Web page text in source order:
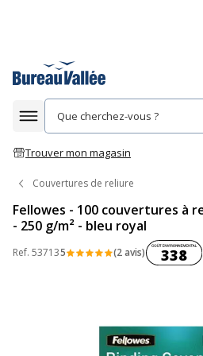
Afficher la navigation
Trouver mon magasin
Couvertures de reliure
Fellowes - 100 couvertures à
- 250 g/m² - bleu royal
Ref. 537135 (2 avis)Coût338